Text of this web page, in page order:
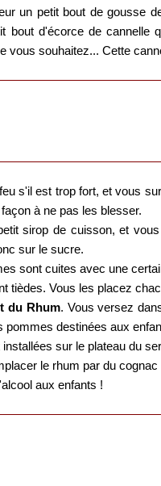
un petit bout de gousse
bout d'écorce de
vous souhaitez... Cette
s'il est trop fort, et vous
à ne pas les blesser.
sirop de cuisson, et
sur le sucre.
sont cuites avec une
tièdes. Vous les placez
du Rhum. Vous versez
pommes destinées aux
sur le plateau du
le rhum par du
aux enfants !